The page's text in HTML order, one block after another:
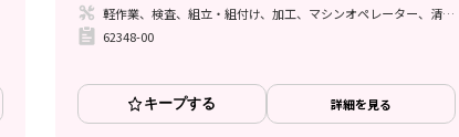
軽作業、検査、組立・組付け、加工、マシンオペレーター、清掃・洗浄、ハンダ付け、立ち作業
62348-00
キープする 詳細を見る